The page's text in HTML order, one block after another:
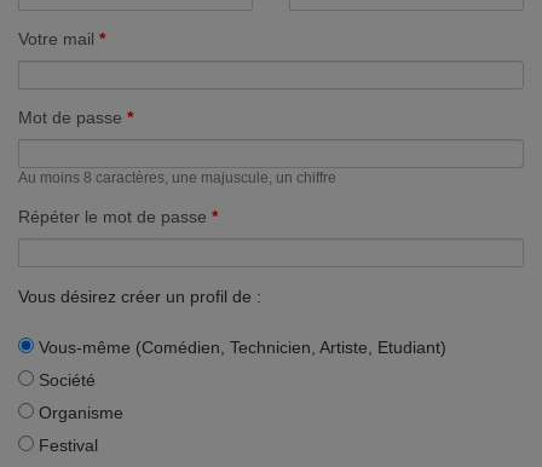
Votre mail
Mot de passe
Au moins 8 caractères, une majuscule, un chiffre
Répéter le mot de passe
Vous désirez créer un profil de :
Vous-même (Comédien, Technicien, Artiste, Etudiant)
Société
Organisme
Festival